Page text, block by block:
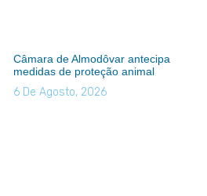
Câmara de Almodôvar antecipa
medidas de proteção animal
6 De Agosto, 2026